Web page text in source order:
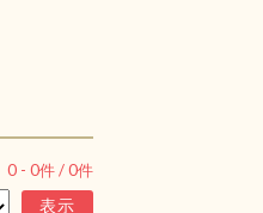
0 - 0件 /0件